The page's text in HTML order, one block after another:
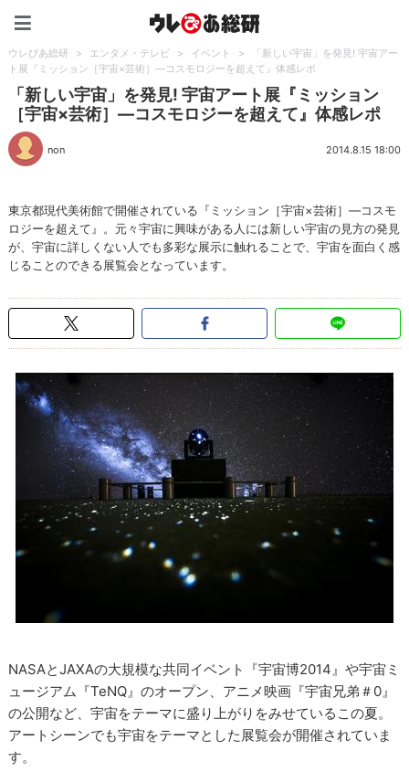
ウレぴあ総研 > エンタメ・テレビ > イベント >
「新しい宇宙」を発見! 宇宙アー
ト展『ミッション［宇宙×芸術］―コスモロジーを超えて』体感レポ
「新しい宇宙」を発見! 宇宙アート展『ミッション
［宇宙×芸術］―コスモロジーを超えて』体感レポ
non 2014.8.15 18:00
東京都現代美術館で開催されている『ミッション［宇宙×芸術］―コスモ
ロジーを超えて』。元々宇宙に興味がある人には新しい宇宙の見方の発見
が、宇宙に詳しくない人でも多彩な展示に触れることで、宇宙を面白く感
じることのできる展覧会となっています。
NASAとJAXAの大規模な共同イベント『宇宙博2014』や宇宙ミ
ュージアム『TeNQ』のオープン、アニメ映画『宇宙兄弟＃0』
の公開など、宇宙をテーマに盛り上がりをみせているこの夏。
アートシーンでも宇宙をテーマとした展覧会が開催されていま
す。